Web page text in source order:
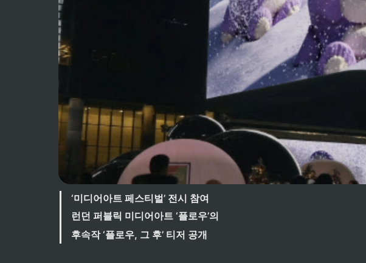
‘미디어아트 페스티벌’ 전시 참여
런던 퍼블릭 미디어아트 ‘플로우’의
후속작 ‘플로우, 그 후’ 티저 공개